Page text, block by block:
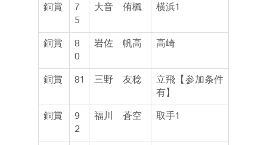
銅賞
7
5
大音 侑楓 横浜1
銅賞
8
0
岩佐 帆高 高崎
銅賞 81 三野 友稔
立飛【参加条件
有】
銅賞
9
2
福川 蒼空 取手1